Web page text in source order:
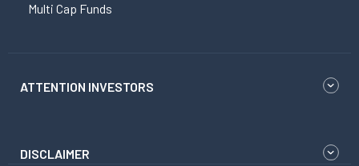
Multi Cap Funds
ATTENTION INVESTORS
DISCLAIMER